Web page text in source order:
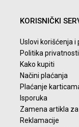
KORISNIČKI
Uslovi korišćenja i
Politika privatnosti
Kako kupiti
Načini plaćanja
Plaćanje
Isporuka
Zamena artikla
Reklamacije